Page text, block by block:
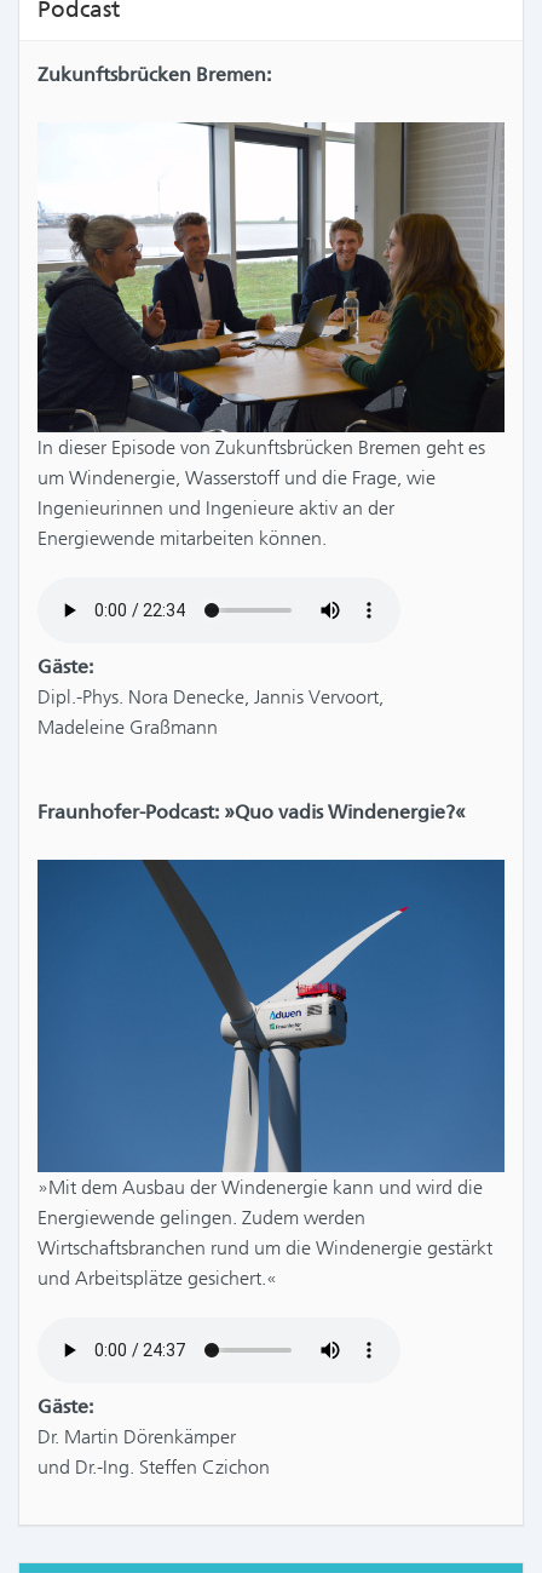
Podcast
Zukunftsbrücken Bremen:
In dieser Episode von Zukunftsbrücken Bremen geht es
um Windenergie, Wasserstoff und die Frage, wie
Ingenieurinnen und Ingenieure aktiv an der
Energiewende mitarbeiten können.
Gäste:
Dipl.-Phys. Nora Denecke, Jannis Vervoort,
Madeleine Graßmann
Fraunhofer-Podcast: »Quo vadis Windenergie?«
»Mit dem Ausbau der Windenergie kann und wird die
Energiewende gelingen. Zudem werden
Wirtschaftsbranchen rund um die Windenergie gestärkt
und Arbeitsplätze gesichert.«
Gäste:
Dr. Martin Dörenkämper
und Dr.-Ing. Steffen Czichon